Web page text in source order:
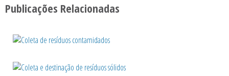
Publicações Relacionadas